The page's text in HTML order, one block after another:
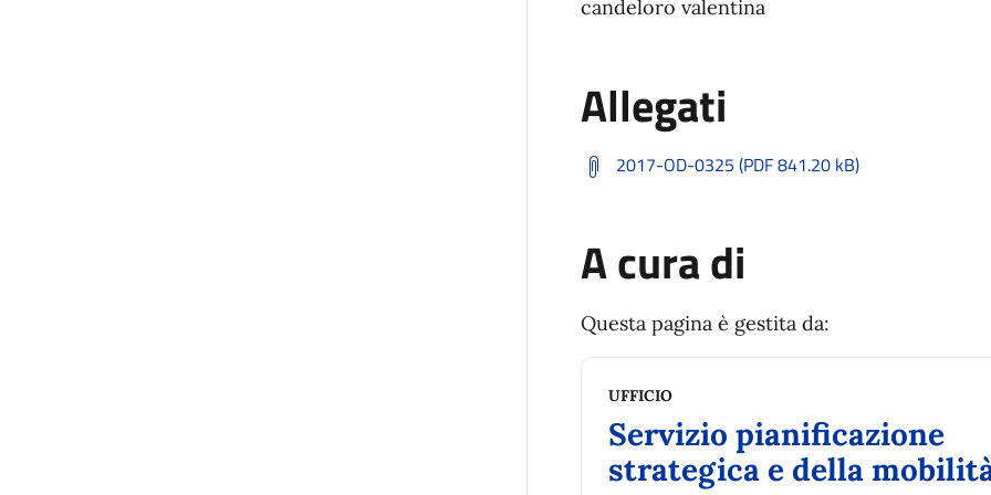
candeloro valentina
Allegati
2017-OD-0325 (PDF 841.20 kB)
A cura di
Questa pagina è gestita da:
UFFICIO
Servizio pianificazione
strategica e della